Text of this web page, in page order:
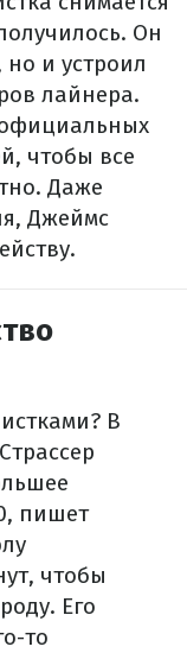
Он
но и устроил
лайнера.
чтобы все
Даже
Джеймс
В
пишет
чтобы
Его
то